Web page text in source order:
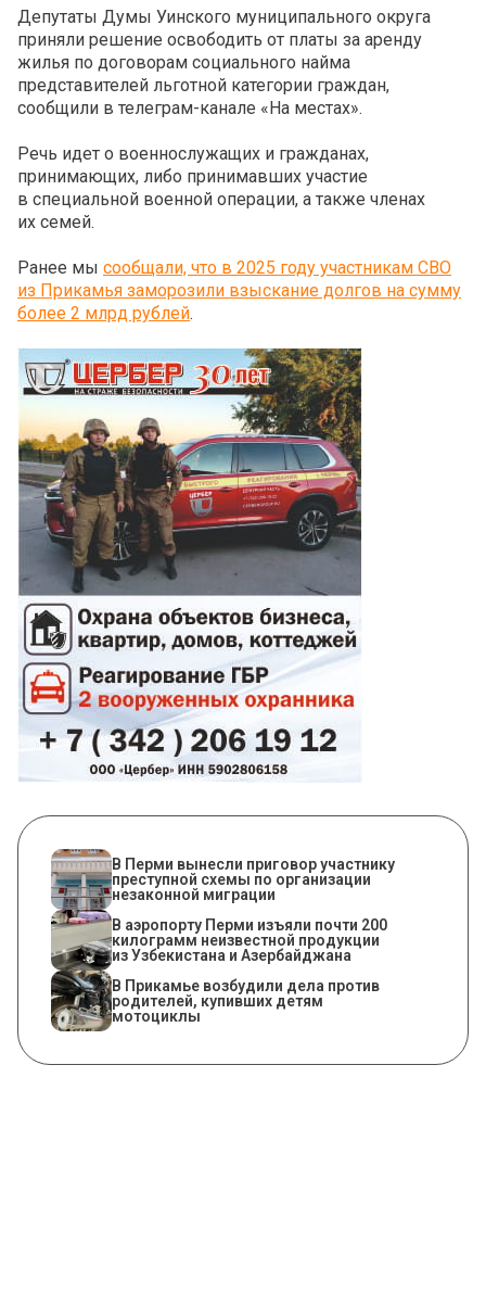
Депутаты Думы Уинского муниципального округа
приняли решение освободить от платы за аренду
жилья по договорам социального найма
представителей льготной категории граждан,
сообщили в телеграм-канале «На местах».
Речь идет о военнослужащих и гражданах,
принимающих, либо принимавших участие
в специальной военной операции, а также членах
их семей.
Ранее мы сообщали, что в 2025 году участникам СВО
из Прикамья заморозили взыскание долгов на сумму
более 2 млрд рублей.
В Перми вынесли приговор участнику
преступной схемы по организации
незаконной миграции
В аэропорту Перми изъяли почти 200
килограмм неизвестной продукции
из Узбекистана и Азербайджана
В Прикамье возбудили дела против
родителей, купивших детям
мотоциклы